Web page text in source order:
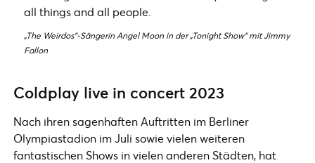
all things and all people.
„The Weirdos“-Sängerin Angel Moon in der „Tonight Show“ mit Jimmy
Fallon
Coldplay live in concert 2023
Nach ihren sagenhaften Auftritten im Berliner
Olympiastadion im Juli sowie vielen weiteren
fantastischen Shows in vielen anderen Städten, hat